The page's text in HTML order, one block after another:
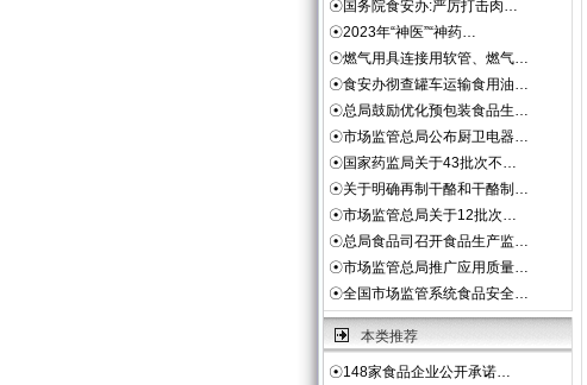
☉国务院食安办:严厉打击肉…
☉2023年“神医”“神药…
☉燃气用具连接用软管、燃气…
☉食安办彻查罐车运输食用油…
☉总局鼓励优化预包装食品生…
☉市场监管总局公布厨卫电器…
☉国家药监局关于43批次不…
☉关于明确再制干酪和干酪制…
☉市场监管总局关于12批次…
☉总局食品司召开食品生产监…
☉市场监管总局推广应用质量…
☉全国市场监管系统食品安全…
本类推荐
☉148家食品企业公开承诺…